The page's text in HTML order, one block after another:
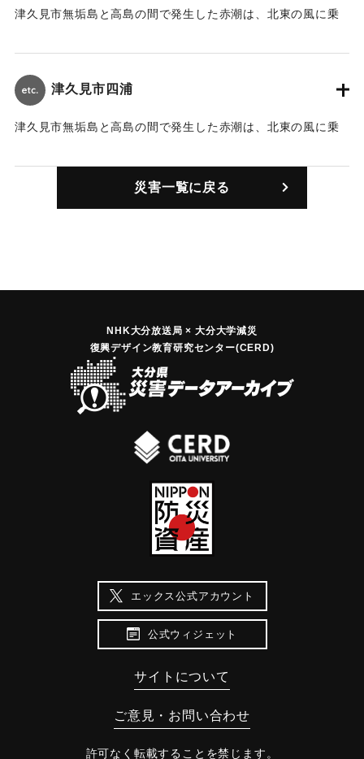
津久見市無垢島と高島の間で発生した赤潮は、北東の風に乗
ころでは、長さ約1キロメートル、幅数メートル〜数10メート
ルにわたった。
津久見市四浦
津久見市無垢島と高島の間で発生した赤潮は、北東の風に乗
ころでは、長さ約1キロメートル、幅数メートル〜数10メート
災害一覧に戻る
NHK大分放送局 × 大分大学減災
復興デザイン教育研究センター(CERD)
エックス公式アカウント
公式ウィジェット
サイトについて
ご意見・お問い合わせ
許可なく転載することを禁じます。